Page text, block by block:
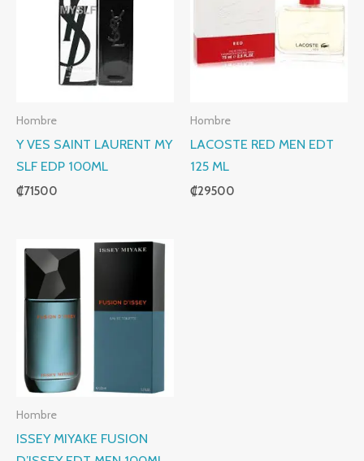
Hombre
Y VES SAINT LAURENT MY
SLF EDP 100ML
₡71500
Hombre
LACOSTE RED MEN EDT
125 ML
₡29500
Hombre
ISSEY MIYAKE FUSION